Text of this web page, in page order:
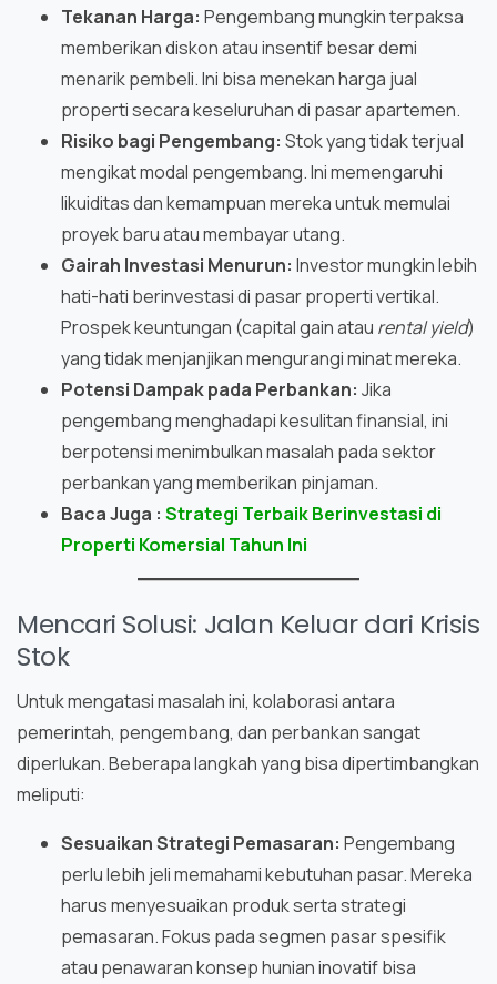
Tekanan Harga: Pengembang mungkin terpaksa
memberikan diskon atau insentif besar demi
menarik pembeli. Ini bisa menekan harga jual
properti secara keseluruhan di pasar apartemen.
Risiko bagi Pengembang: Stok yang tidak terjual
mengikat modal pengembang. Ini memengaruhi
likuiditas dan kemampuan mereka untuk memulai
proyek baru atau membayar utang.
Gairah Investasi Menurun: Investor mungkin lebih
hati-hati berinvestasi di pasar properti vertikal.
Prospek keuntungan (capital gain atau rental yield)
yang tidak menjanjikan mengurangi minat mereka.
Potensi Dampak pada Perbankan: Jika
pengembang menghadapi kesulitan finansial, ini
berpotensi menimbulkan masalah pada sektor
perbankan yang memberikan pinjaman.
Baca Juga : Strategi Terbaik Berinvestasi di
Properti Komersial Tahun Ini
Mencari Solusi: Jalan Keluar dari Krisis
Stok
Untuk mengatasi masalah ini, kolaborasi antara
pemerintah, pengembang, dan perbankan sangat
diperlukan. Beberapa langkah yang bisa dipertimbangkan
meliputi:
Sesuaikan Strategi Pemasaran: Pengembang
perlu lebih jeli memahami kebutuhan pasar. Mereka
harus menyesuaikan produk serta strategi
pemasaran. Fokus pada segmen pasar spesifik
atau penawaran konsep hunian inovatif bisa